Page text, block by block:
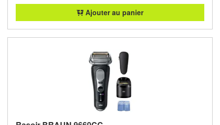
Ajouter au panier